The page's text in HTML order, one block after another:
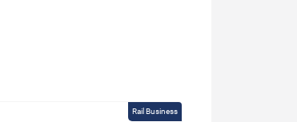
Rail Business